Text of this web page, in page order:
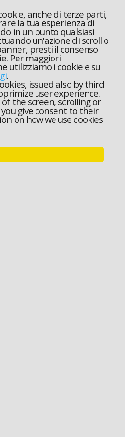
anche di terze parti,
la tua esperienza di
in un punto qualsiasi
un'azione di scroll o
presti il consenso
Per maggiori
utilizziamo i cookie e su
.
issued also by third
user experience.
the screen, scrolling or
give consent to their
on how we use cookies